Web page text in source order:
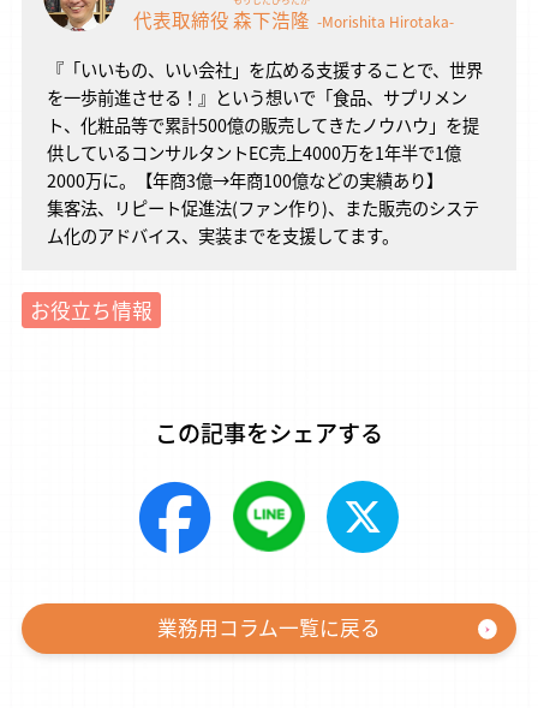
代表取締役森下浩隆 -Morishita Hirotaka-
『「いいもの、いい会社」を広める支援することで、世界
を一歩前進させる！』という想いで「食品、サプリメン
ト、化粧品等で累計500億の販売してきたノウハウ」を提
供しているコンサルタントEC売上4000万を1年半で1億
2000万に。【年商3億→年商100億などの実績あり】
集客法、リピート促進法(ファン作り)、また販売のシステ
ム化のアドバイス、実装までを支援してます。
お役立ち情報
この記事をシェアする
業務用コラム一覧に戻る